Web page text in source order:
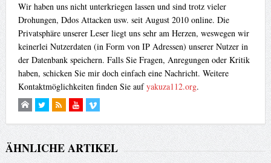
Wir haben uns nicht unterkriegen lassen und sind trotz vieler
Drohungen, Ddos Attacken usw. seit August 2010 online. Die
Privatsphäre unserer Leser liegt uns sehr am Herzen, weswegen wir
keinerlei Nutzerdaten (in Form von IP Adressen) unserer Nutzer in
der Datenbank speichern. Falls Sie Fragen, Anregungen oder Kritik
haben, schicken Sie mir doch einfach eine Nachricht. Weitere
Kontaktmöglichkeiten finden Sie aufyakuza112.org.
ÄHNLICHE ARTIKEL